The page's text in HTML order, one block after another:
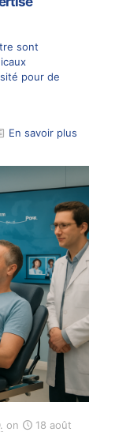
sont
pour de
En savoir plus
on
18 août